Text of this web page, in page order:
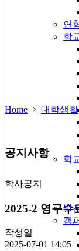
통일미래 최
고위과정
KCI논문
연
학
학
발
캠
Home 대학생활
공지사항
학사공지
2025-2 영구수
작성일
2025-07-01 14:05